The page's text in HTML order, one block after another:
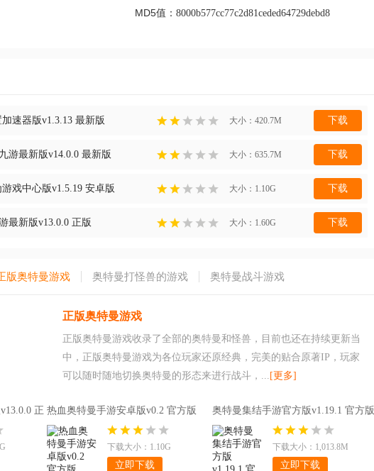
MD5值： 8000b577cc77c2d81ceded64729debd8
速器版v1.3.13 最新版 大小：420.7M 下载
游最新版v14.0.0 最新版 大小：635.7M 下载
戏中心版v1.5.19 安卓版 大小：1.10G 下载
最新版v13.0.0 正版 大小：1.60G 下载
版奥特曼游戏 奥特曼打怪兽的游戏 奥特曼战斗游戏
正版奥特曼游戏
正版奥特曼游戏收录了全部的奥特曼和怪兽，目前也还在持续更新当
中，正版奥特曼游戏为各位玩家还原经典，完美的贴合原著IP，玩家
可以随时随地切换奥特曼的形态来进行战斗，... [更多]
正 热血奥特曼手游安卓版v0.2 官方版
下载大小：1.10G
立即下载
奥特曼集结手游官方版v1.19.1 官方版
下载大小：1,013.8M
立即下载